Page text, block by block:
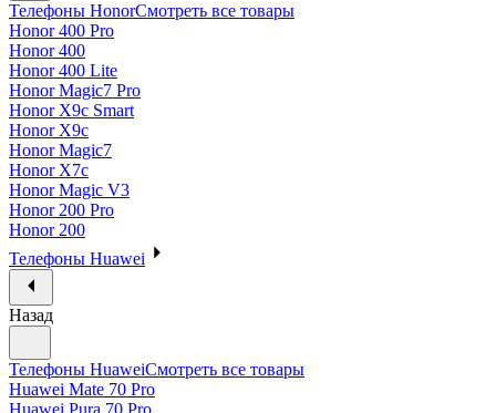
Телефоны HonorСмотреть все товары
Honor 400 Pro
Honor 400
Honor 400 Lite
Honor Magic7 Pro
Honor X9c Smart
Honor X9c
Honor Magic7
Honor X7c
Honor Magic V3
Honor 200 Pro
Honor 200
Телефоны Huawei
Назад
Телефоны HuaweiСмотреть все товары
Huawei Mate 70 Pro
Huawei Pura 70 Pro